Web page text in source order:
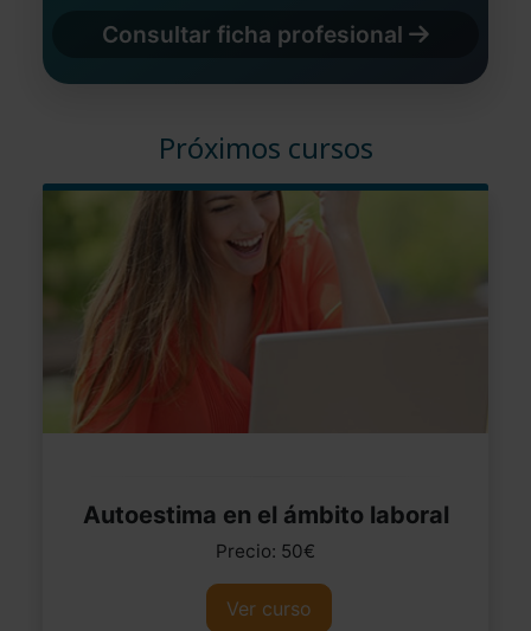
Consultar ficha profesional
Próximos cursos
Autoestima en el ámbito laboral
Precio: 50€
Ver curso